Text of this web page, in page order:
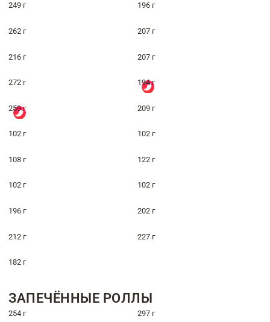
249 г 196 г
262 г 207 г
216 г 207 г
272 г 194 г
259 г 209 г
102 г 102 г
108 г 122 г
102 г 102 г
196 г 202 г
212 г 227 г
182 г
ЗАПЕЧЁННЫЕ РОЛЛЫ
254 г 297 г